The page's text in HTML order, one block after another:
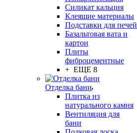
Силикат кальция
Клеящие материалы
Подставки для печей
Базальтовая вата и
картон
Плиты
фиброцементные
+ ЕЩЕ 8
Отделка бани
Плитка из
натурального камня
Вентиляция для
бани